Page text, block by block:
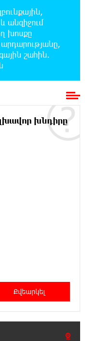
գործընթացը
միջամտություն
ժողովում այս
Վարդևանյանի՝
անհնար է․
են
ապօրինի է եղել.
անզիջում
խոսքը
շահին.
խնդիրը